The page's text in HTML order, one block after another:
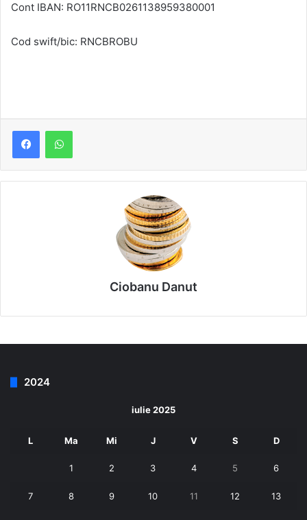
Cont IBAN: RO11RNCB0261138959380001
Cod swift/bic: RNCBROBU
Ciobanu Danut
2024
iulie 2025
L Ma Mi J V S D
1 2 3 4 5 6
7 8 9 10 11 12 13